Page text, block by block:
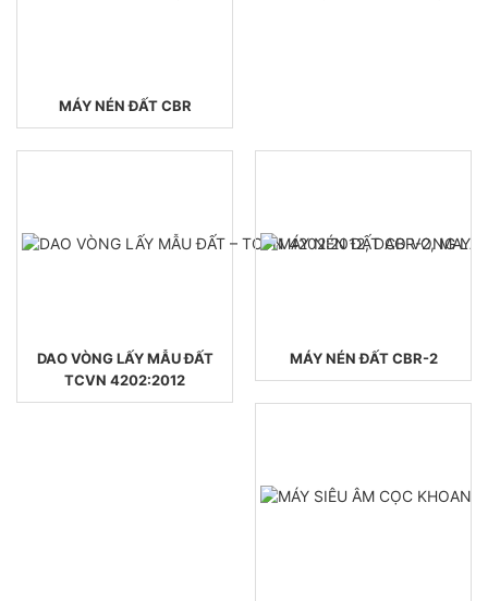
MÁY NÉN ĐẤT CBR
DAO VÒNG LẤY MẪU ĐẤT
TCVN 4202:2012
MÁY NÉN ĐẤT CBR-2